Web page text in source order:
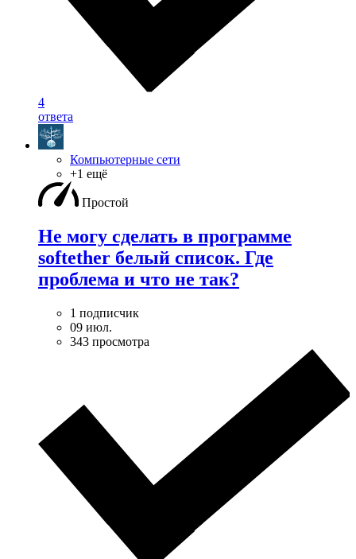
4
ответа
Компьютерные сети
+1 ещё
Простой
Не могу сделать в программе
softether белый список. Где
проблема и что не так?
1 подписчик
09 июл.
343 просмотра